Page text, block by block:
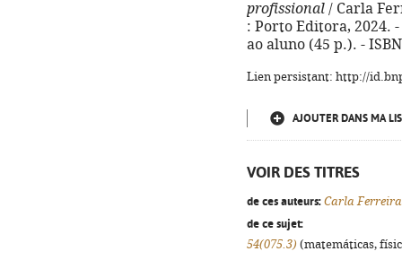
profissional / Carla
: Porto Editora, 2024.
ao aluno (45 p.). -
Lien persistant: http://
AJOUTER DANS MA
VOIR DES TITRES
de ces auteurs: Carla Ferreira
de ce sujet:
54(075.3) (matemáticas,